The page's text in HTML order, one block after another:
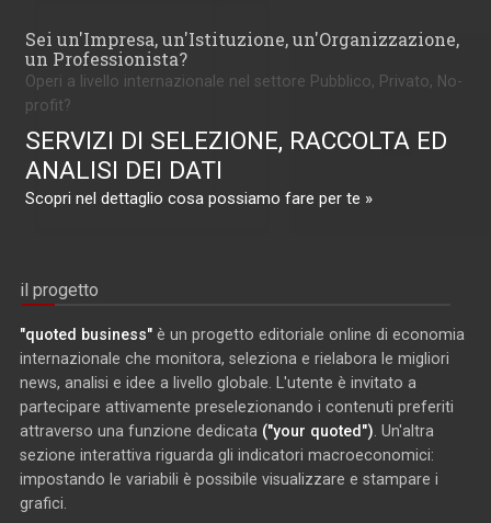
Sei un'Impresa, un'Istituzione, un'Organizzazione,
un Professionista?
Operi a livello internazionale nel settore Pubblico, Privato, No-
profit?
SERVIZI DI SELEZIONE, RACCOLTA ED
ANALISI DEI DATI
Scopri nel dettaglio cosa possiamo fare per te »
il progetto
"quoted business" è un progetto editoriale online di economia
internazionale che monitora, seleziona e rielabora le migliori
news, analisi e idee a livello globale. L'utente è invitato a
partecipare attivamente preselezionando i contenuti preferiti
attraverso una funzione dedicata ("your quoted") . Un'altra
sezione interattiva riguarda gli indicatori macroeconomici:
impostando le variabili è possibile visualizzare e stampare i
grafici.